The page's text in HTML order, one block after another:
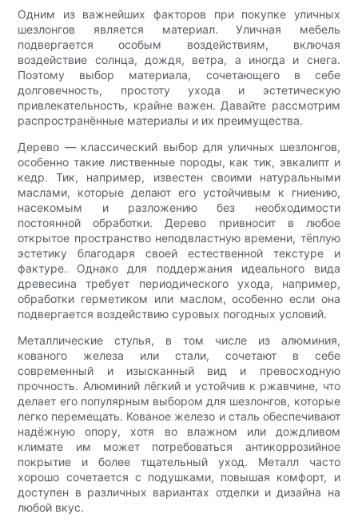
Одним из важнейших факторов при покупке уличных
шезлонгов является материал. Уличная мебель
подвергается особым воздействиям, включая
воздействие солнца, дождя, ветра, а иногда и снега.
Поэтому выбор материала, сочетающего в себе
долговечность, простоту ухода и эстетическую
привлекательность, крайне важен. Давайте рассмотрим
распространённые материалы и их преимущества.
Дерево — классический выбор для уличных шезлонгов,
особенно такие лиственные породы, как тик, эвкалипт и
кедр. Тик, например, известен своими натуральными
маслами, которые делают его устойчивым к гниению,
насекомым и разложению без необходимости
постоянной обработки. Дерево привносит в любое
открытое пространство неподвластную времени, тёплую
эстетику благодаря своей естественной текстуре и
фактуре. Однако для поддержания идеального вида
древесина требует периодического ухода, например,
обработки герметиком или маслом, особенно если она
подвергается воздействию суровых погодных условий.
Металлические стулья, в том числе из алюминия,
кованого железа или стали, сочетают в себе
современный и изысканный вид и превосходную
прочность. Алюминий лёгкий и устойчив к ржавчине, что
делает его популярным выбором для шезлонгов, которые
легко перемещать. Кованое железо и сталь обеспечивают
надёжную опору, хотя во влажном или дождливом
климате им может потребоваться антикоррозийное
покрытие и более тщательный уход. Металл часто
хорошо сочетается с подушками, повышая комфорт, и
доступен в различных вариантах отделки и дизайна на
любой вкус.